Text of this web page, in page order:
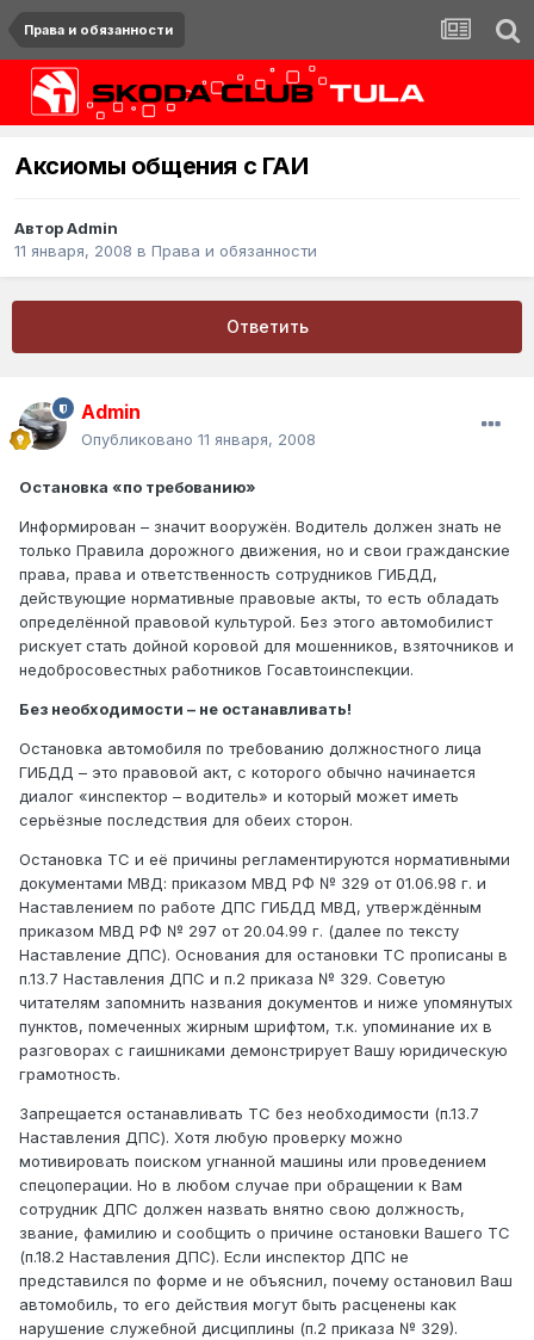
Права и обязанности
Аксиомы общения с ГАИ
АвторAdmin
11 января, 2008 в Права и обязанности
Ответить
Admin
Опубликовано 11 января, 2008
Остановка «по требованию»
Информирован – значит вооружён. Водитель должен знать не
только Правила дорожного движения, но и свои гражданские
права, права и ответственность сотрудников ГИБДД,
действующие нормативные правовые акты, то есть обладать
определённой правовой культурой. Без этого автомобилист
рискует стать дойной коровой для мошенников, взяточников и
недобросовестных работников Госавтоинспекции.
Без необходимости – не останавливать!
Остановка автомобиля по требованию должностного лица
ГИБДД – это правовой акт, с которого обычно начинается
диалог «инспектор – водитель» и который может иметь
серьёзные последствия для обеих сторон.
Остановка ТС и её причины регламентируются нормативными
документами МВД: приказом МВД РФ № 329 от 01.06.98 г. и
Наставлением по работе ДПС ГИБДД МВД, утверждённым
приказом МВД РФ № 297 от 20.04.99 г. (далее по тексту
Наставление ДПС). Основания для остановки ТС прописаны в
п.13.7 Наставления ДПС и п.2 приказа № 329. Советую
читателям запомнить названия документов и ниже упомянутых
пунктов, помеченных жирным шрифтом, т.к. упоминание их в
разговорах с гаишниками демонстрирует Вашу юридическую
грамотность.
Запрещается останавливать ТС без необходимости (п.13.7
Наставления ДПС). Хотя любую проверку можно
мотивировать поиском угнанной машины или проведением
спецоперации. Но в любом случае при обращении к Вам
сотрудник ДПС должен назвать внятно свою должность,
звание, фамилию и сообщить о причине остановки Вашего ТС
(п.18.2 Наставления ДПС). Если инспектор ДПС не
представился по форме и не объяснил, почему остановил Ваш
автомобиль, то его действия могут быть расценены как
нарушение служебной дисциплины (п.2 приказа № 329).